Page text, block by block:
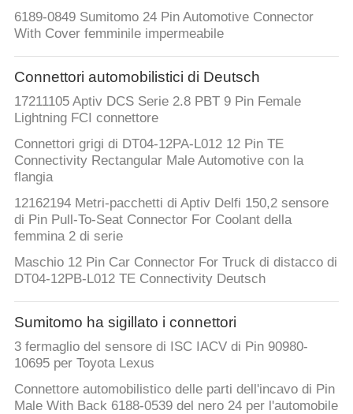
MAPPA
DEL
SITO
POLITICA
SULLA
PRIVACY
6189-0849 Sumitomo 24 Pin Automotive Connector
With Cover femminile impermeabile
Connettori automobilistici di Deutsch
17211105 Aptiv DCS Serie 2.8 PBT 9 Pin Female
Lightning FCI connettore
Connettori grigi di DT04-12PA-L012 12 Pin TE
Connectivity Rectangular Male Automotive con la
flangia
12162194 Metri-pacchetti di Aptiv Delfi 150,2 sensore
di Pin Pull-To-Seat Connector For Coolant della
femmina 2 di serie
Maschio 12 Pin Car Connector For Truck di distacco di
DT04-12PB-L012 TE Connectivity Deutsch
Sumitomo ha sigillato i connettori
3 fermaglio del sensore di ISC IACV di Pin 90980-
10695 per Toyota Lexus
Connettore automobilistico delle parti dell'incavo di Pin
Male With Back 6188-0539 del nero 24 per l'automobile